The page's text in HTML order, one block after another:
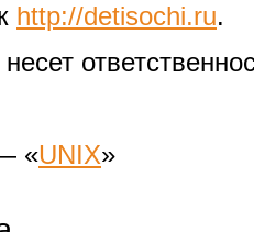
http://detisochi.ru.
«UNIX»